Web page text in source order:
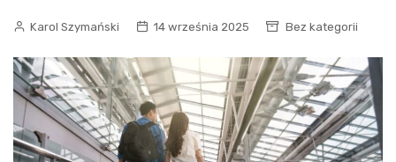
Karol Szymański 14 września 2025 Bez kategorii